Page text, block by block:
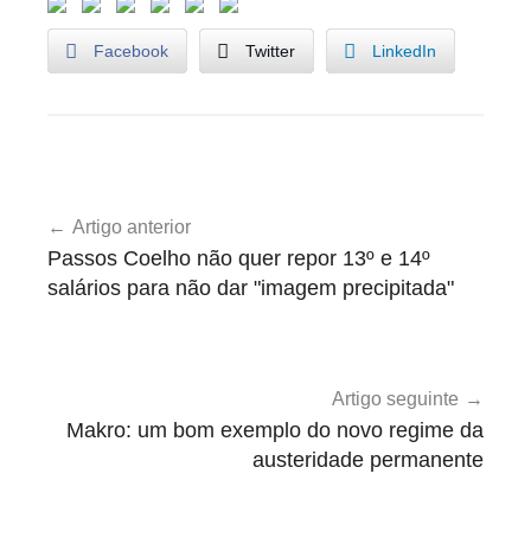
Facebook Twitter LinkedIn
de
artigos
Artigo anterior
Passos Coelho não quer repor 13º e 14º
salários para não dar "imagem precipitada"
Artigo seguinte
Makro: um bom exemplo do novo regime da
austeridade permanente